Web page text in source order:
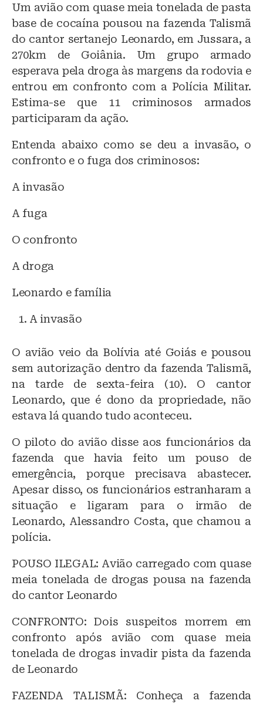
e
s
k
y
c
e
b
o
o
k
at
s
A
p
p
Um avião com quase meia tonelada de pasta
base de cocaína pousou na fazenda Talismã
do cantor sertanejo Leonardo, em Jussara, a
270km de Goiânia. Um grupo armado
esperava pela droga às margens da rodovia e
entrou em confronto com a Polícia Militar.
Estima-se que 11 criminosos armados
participaram da ação.
Entenda abaixo como se deu a invasão, o
confronto e o fuga dos criminosos:
A invasão
A fuga
O confronto
A droga
Leonardo e família
A invasão
O avião veio da Bolívia até Goiás e pousou
sem autorização dentro da fazenda Talismã,
na tarde de sexta-feira (10). O cantor
Leonardo, que é dono da propriedade, não
estava lá quando tudo aconteceu.
O piloto do avião disse aos funcionários da
fazenda que havia feito um pouso de
emergência, porque precisava abastecer.
Apesar disso, os funcionários estranharam a
situação e ligaram para o irmão de
Leonardo, Alessandro Costa, que chamou a
polícia.
POUSO ILEGAL: Avião carregado com quase
meia tonelada de drogas pousa na fazenda
do cantor Leonardo
CONFRONTO: Dois suspeitos morrem em
confronto após avião com quase meia
tonelada de drogas invadir pista da fazenda
de Leonardo
FAZENDA TALISMÃ: Conheça a fazenda